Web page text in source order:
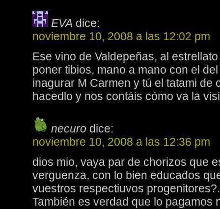
EVA dice:
noviembre 10, 2008 a las 12:02 pm
Ese vino de Valdepeñas, al
poner tibios, mano a mano con el
inagurar M Carmen y tú el tatami de
hacedlo y nos contáis cómo va la
necuro dice:
noviembre 10, 2008 a las 12:36 pm
dios mio, vaya par de chorizos que
verguenza, con lo bien educados
vuestros respectiuvos progenitores?.
También es verdad que lo pagamos